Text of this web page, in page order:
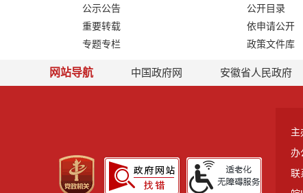
公示公告
重要转载
专题专栏
公开目录
依申请公开
政策文件库
网站导航 中国政府网 安徽省人民政府
主
办
联